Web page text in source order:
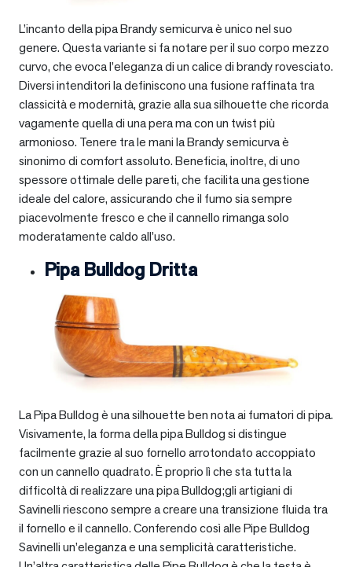
L’incanto della pipa Brandy semicurva è unico nel suo
genere. Questa variante si fa notare per il suo corpo mezzo
curvo, che evoca l’eleganza di un calice di brandy rovesciato.
Diversi intenditori la definiscono una fusione raffinata tra
classicità e modernità, grazie alla sua silhouette che ricorda
vagamente quella di una pera ma con un twist più
armonioso. Tenere tra le mani la Brandy semicurva è
sinonimo di comfort assoluto. Beneficia, inoltre, di uno
spessore ottimale delle pareti, che facilita una gestione
ideale del calore, assicurando che il fumo sia sempre
piacevolmente fresco e che il cannello rimanga solo
moderatamente caldo all’uso.
Pipa Bulldog Dritta
La Pipa Bulldog è una silhouette ben nota ai fumatori di pipa.
Visivamente, la forma della pipa Bulldog si distingue
facilmente grazie al suo fornello arrotondato accoppiato
con un cannello quadrato. È proprio lì che sta tutta la
difficoltà di realizzare una pipa Bulldog;gli artigiani di
Savinelli riescono sempre a creare una transizione fluida tra
il fornello e il cannello. Conferendo così alle Pipe Bulldog
Savinelli un’eleganza e una semplicità caratteristiche.